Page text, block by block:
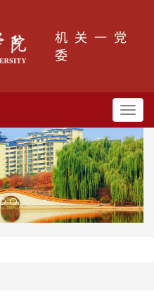
机关一党
委